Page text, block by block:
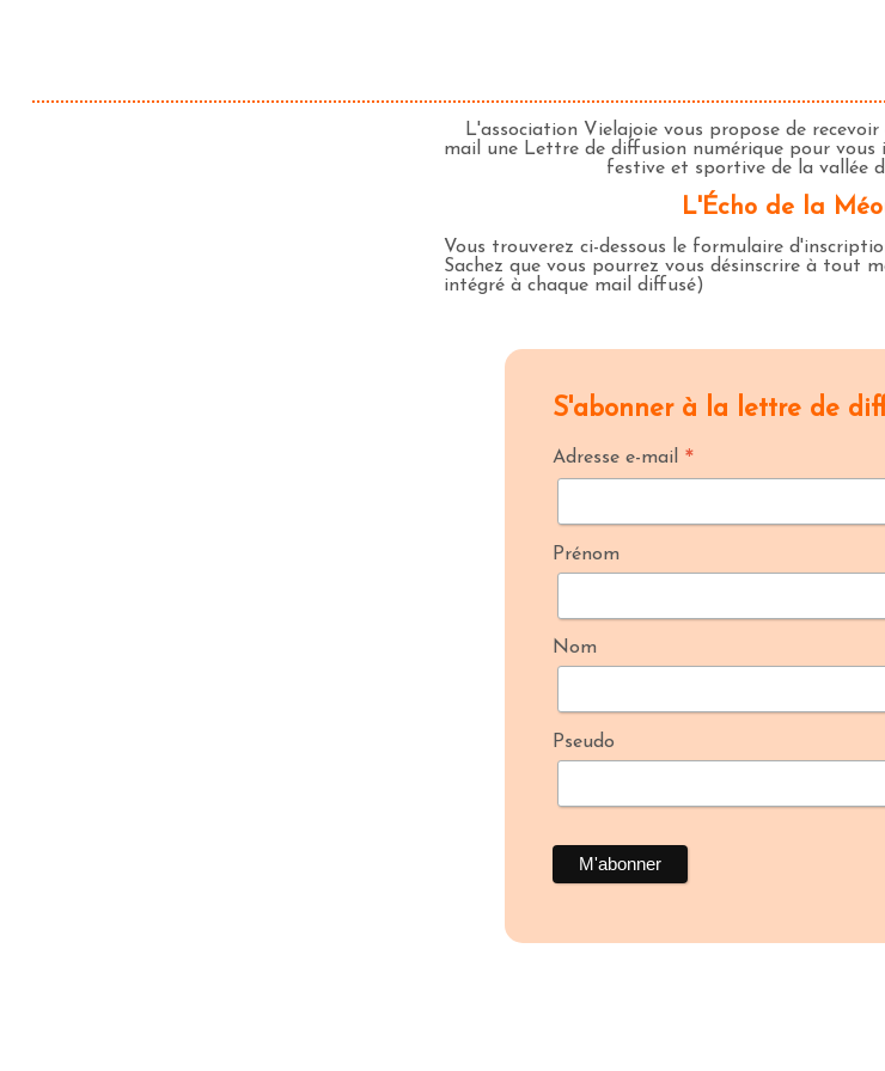
L'association Vielajoie vous propose de
mail une Lettre de diffusion numérique pour
festive et sportive de la vallée
L'Écho de la
Vous trouverez ci-dessous le formulaire
Sachez que vous pourrez vous désinscrire à tout
intégré à chaque mail diffusé)
S'abonner à la lettre de
Adresse e-mail *
Prénom
Nom
Pseudo